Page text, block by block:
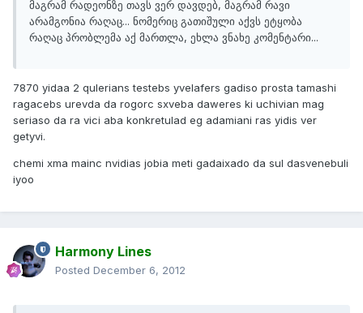
მაგრამ რადეონზე თავს ვერ დავდებ, მაგრამ რავი
არამგონია რაღაც... ნომერიც გათიშული აქვს ეტყობა
რაღაც პრობლემა აქ მართლა, ეხლა ვნახე კომენტარი...
7870 yidaa 2 qulerians testebs yvelafers gadiso prosta tamashi
ragacebs urevda da rogorc sxveba daweres ki uchivian mag
seriaso da ra vici aba konkretulad eg adamiani ras yidis ver
getyvi.
chemi xma mainc nvidias jobia meti gadaixado da sul dasvenebuli
iyoo
Harmony Lines
Posted December 6, 2012